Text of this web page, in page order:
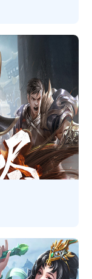
告
合服公告
《龙破九天》12月5日16:30-17:30更新内容（以此为准，日期是12月5日）
合服公告